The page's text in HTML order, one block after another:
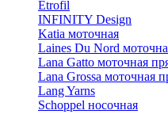
Etrofil
INFINITY Design
Katia моточная
Laines Du Nord
Lana Gatto моточная
Lana Grossa моточная
Lang Yarns
Schoppel носочная